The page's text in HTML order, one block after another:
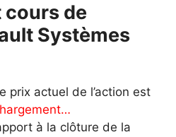
cours de
Systèmes
prix actuel de l’action est
à la clôture de la